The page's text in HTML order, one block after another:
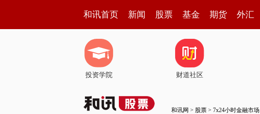
和讯首页 新闻 股票 基金 期货 外汇
投资学院 财道社区
和讯网 > 股票 > 7x24小时金融市场